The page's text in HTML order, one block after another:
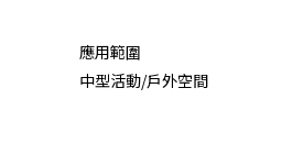
應用範圍
中型活動/戶外空間